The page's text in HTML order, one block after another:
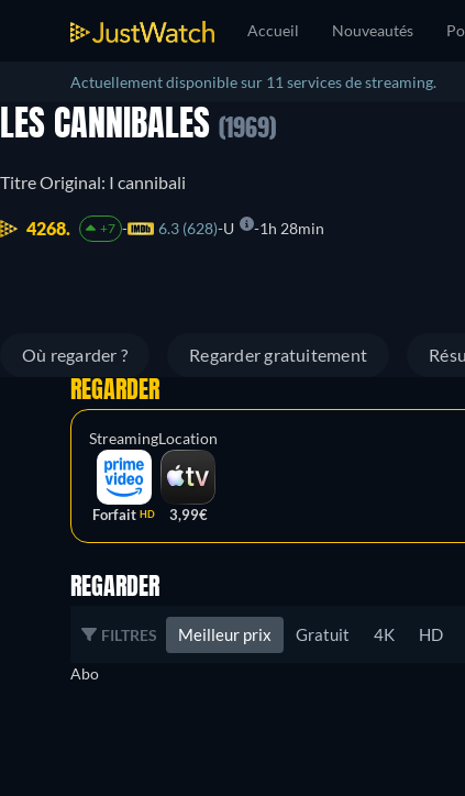
Accueil Nouveautés
Actuellement disponible sur 11 services de streaming.
LES CANNIBALES (1969)
Titre Original: I cannibali
4268. +7 6.3 (628) U 1h 28min
Où regarder ? Regarder gratuitement
REGARDER
Streaming
Forfait HD
Location
3,99€
REGARDER
FILTRES Meilleur prix Gratuit 4K HD
Abo